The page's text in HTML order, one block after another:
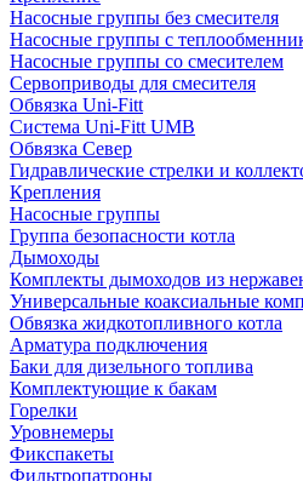
Насосные группы без смесителя
Насосные группы с
Насосные группы со смесителем
Сервоприводы для смесителя
Обвязка Uni-Fitt
Система Uni-Fitt UMB
Обвязка Север
Гидравлические стрелки и
Крепления
Насосные группы
Группа безопасности котла
Дымоходы
Комплекты дымоходов из
Универсальные коаксиальные
Обвязка жидкотопливного котла
Арматура подключения
Баки для дизельного топлива
Комплектующие к бакам
Горелки
Уровнемеры
Фикспакеты
Фильтропатроны